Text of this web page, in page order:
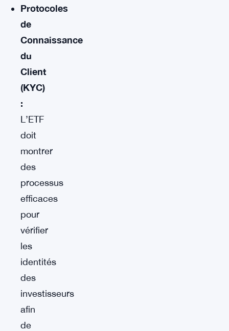
Protocoles
de
Connaissance
du
Client
(KYC)
:
L’ETF
doit
montrer
des
processus
efficaces
pour
vérifier
les
identités
des
investisseurs
afin
de